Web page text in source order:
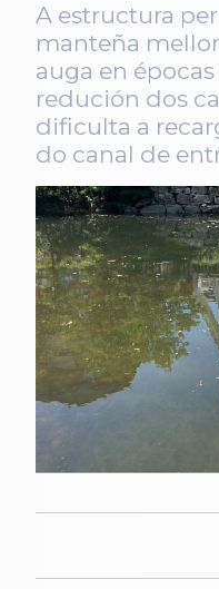
A estructura
manteña
auga en
redución dos
dificulta a
do canal de